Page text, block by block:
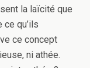
la laïcité que
qu’ils
ce concept
ni athée.